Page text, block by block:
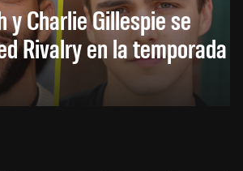
y Charlie Gillespie se
Rivalry en la temporada